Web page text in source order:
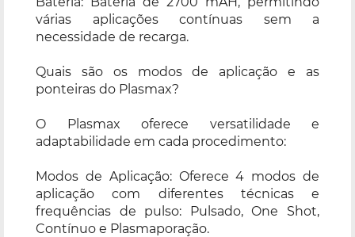
várias aplicações contínuas sem a
necessidade de recarga.
Quais são os modos de aplicação e as
ponteiras do Plasmax?
O Plasmax oferece versatilidade e
adaptabilidade em cada procedimento:
Modos de Aplicação: Oferece 4 modos de
aplicação com diferentes técnicas e
frequências de pulso: Pulsado, One Shot,
Contínuo e Plasmaporação.